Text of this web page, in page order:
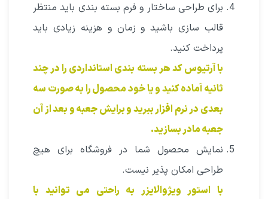
برای طراحی ساختار و فرم بسته بندی باید منتظر
قالب سازی باشید و زمان و هزینه زیادی باید
پرداخت کنید.
با آرتیوس کد هر بسته بندی استانداردی را در چند
ثانیه آماده کنید و یا خود محصول را به صورت سه
بعدی در نرم افزار ببرید و برایش جعبه و بعد از آن
جعبه مادر بسازید.
نمایش محصول شما در فروشگاه برای هیچ
طراحی امکان پذیر نیست.
با استور ویژوالایزر به راحتی می توانید با